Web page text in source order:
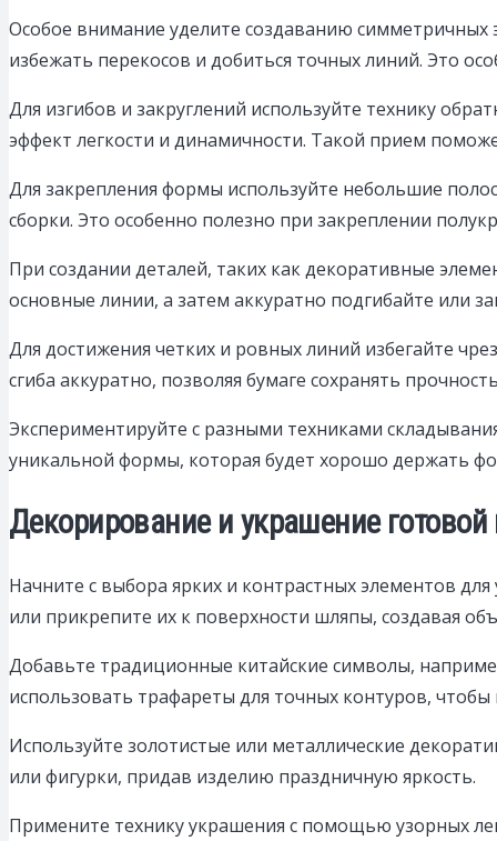
Особое внимание уделите создаванию симметричных
избежать перекосов и добиться точных линий. Это
Для изгибов и закруглений используйте технику
эффект легкости и динамичности. Такой прием
Для закрепления формы используйте небольшие
сборки. Это особенно полезно при закреплении
При создании деталей, таких как декоративные
основные линии, а затем аккуратно подгибайте или
Для достижения четких и ровных линий избегайте
сгиба аккуратно, позволяя бумаге сохранять
Экспериментируйте с разными техниками
уникальной формы, которая будет хорошо держать
Декорирование и украшение
Начните с выбора ярких и контрастных элементов
или прикрепите их к поверхности шляпы, создавая
Добавьте традиционные китайские символы,
использовать трафареты для точных контуров,
Используйте золотистые или металлические
или фигурки, придав изделию праздничную яркость.
Примените технику украшения с помощью узорных